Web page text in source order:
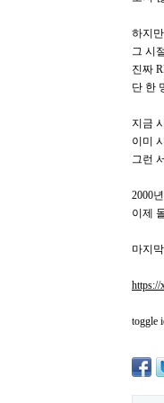
하지
그 시
진짜
단 한
지금
이미
그런
2000
이제
마지
https://
toggle